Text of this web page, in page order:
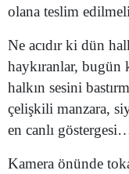
olana teslim
Ne acıdır ki dün
haykıranlar, bugün
halkın sesini
çelişkili manzara,
en canlı
Kamera önünde